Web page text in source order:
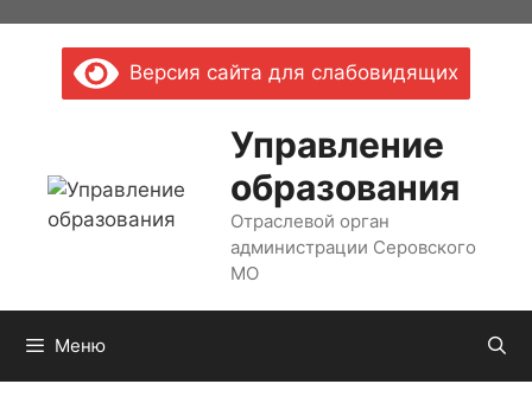
содержимомуВерсия сайта для слабовидящих
Управление
образования
Отраслевой орган
администрации Серовского
МО
Меню